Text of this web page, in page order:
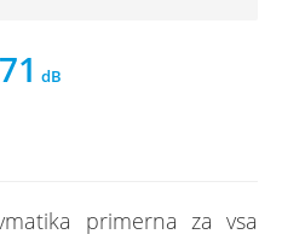
71
primerna za vsa